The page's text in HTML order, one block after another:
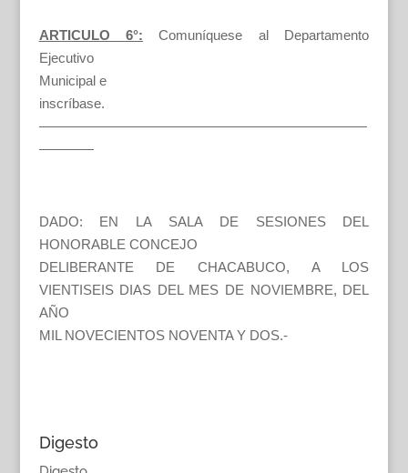
ARTICULO 6°: Comuníquese al Departamento
Ejecutivo
Municipal e
inscríbase.
————————————————————————
————
DADO: EN LA SALA DE SESIONES DEL
HONORABLE CONCEJO
DELIBERANTE DE CHACABUCO, A LOS
VIENTISEIS DIAS DEL MES DE NOVIEMBRE, DEL
AÑO
MIL NOVECIENTOS NOVENTA Y DOS.-
Digesto